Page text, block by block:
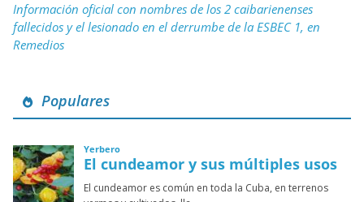
Información oficial con nombres de los 2 caibarienenses
fallecidos y el lesionado en el derrumbe de la ESBEC 1, en
Remedios
Populares